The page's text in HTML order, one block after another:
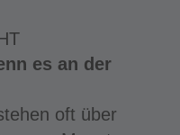
es an der
oft über